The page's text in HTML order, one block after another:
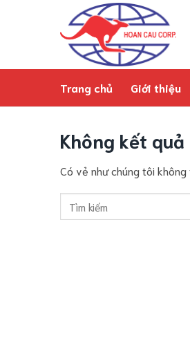
Trang chủ Giới thiệu
Không kết quả
Có vẻ như chúng tôi